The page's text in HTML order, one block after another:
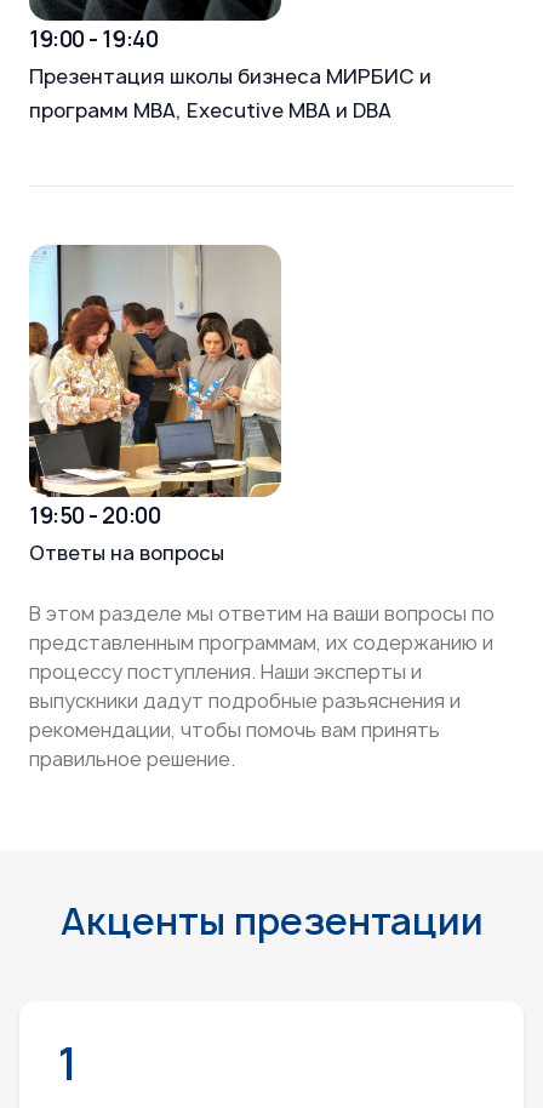
19:00 - 19:40
Презентация школы бизнеса МИРБИС и
программ МВА, Executive MBA и DBA
19:50 - 20:00
Ответы на вопросы
В этом разделе мы ответим на ваши вопросы по
представленным программам, их содержанию и
процессу поступления. Наши эксперты и
выпускники дадут подробные разъяснения и
рекомендации, чтобы помочь вам принять
правильное решение.
Акценты презентации
1